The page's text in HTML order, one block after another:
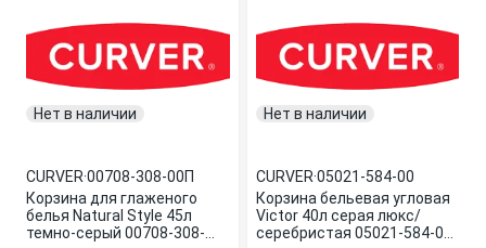
Нет в наличии
CURVER·00708-308-00П
Корзина для глаженого
белья Natural Style 45л
темно-серый 00708-308-
Нет в наличии
CURVER·05021-584-00
Корзина бельевая угловая
Victor 40л серая люкс/
серебристая 05021-584-00